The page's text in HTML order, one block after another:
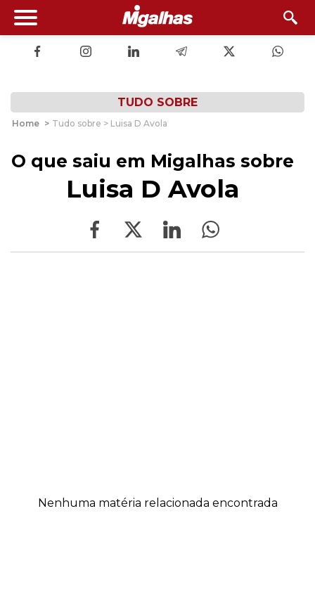
TUDO SOBRE
Home > Tudo sobre > Luisa D Avola
O que saiu em Migalhas sobre
Luisa D Avola
Nenhuma matéria relacionada encontrada